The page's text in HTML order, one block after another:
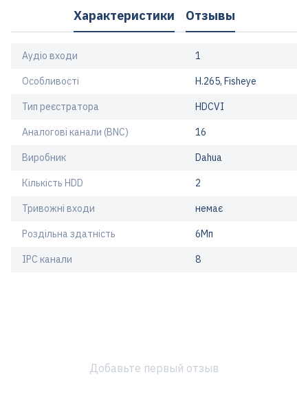
Характеристики Отзывы
Аудіо входи 1
Особливості H.265, Fisheye
Тип реєстратора HDCVI
Аналогові канали (BNC) 16
Виробник Dahua
Кількість HDD 2
Тривожні входи немає
Роздільна здатність 6Мп
IPC канали 8
Добавьте первый отзыв